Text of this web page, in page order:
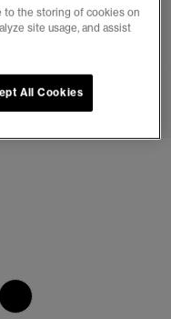
3
to the storing of cookies on
site usage, and assist
All Cookies